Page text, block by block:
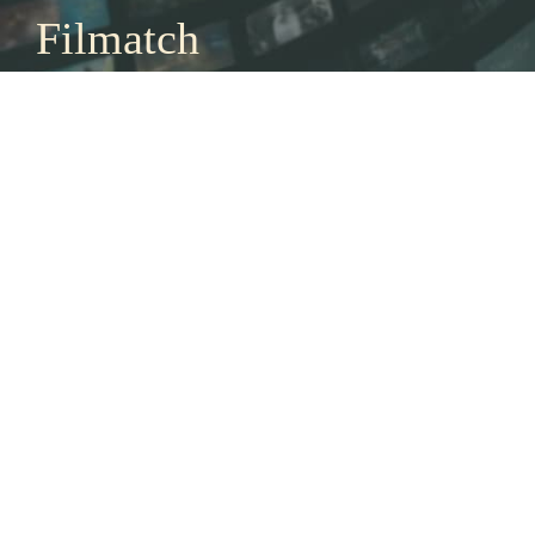
Filmatch